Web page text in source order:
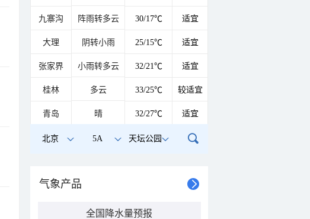
九寨沟 阵雨转多云 30/17℃ 适宜
大理 阴转小雨 25/15℃ 适宜
张家界 小雨转多云 32/21℃ 适宜
桂林 多云 33/25℃ 较适宜
青岛 晴 32/27℃ 适宜
北京 5A 天坛公园
气象产品
全国降水量预报